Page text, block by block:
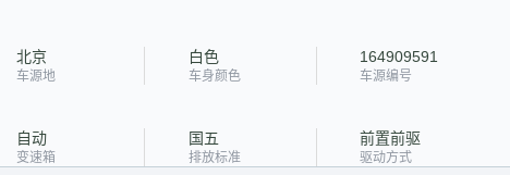
北京
车源地
白色
车身颜色
164909591
车源编号
自动
变速箱
国五
排放标准
前置前驱
驱动方式